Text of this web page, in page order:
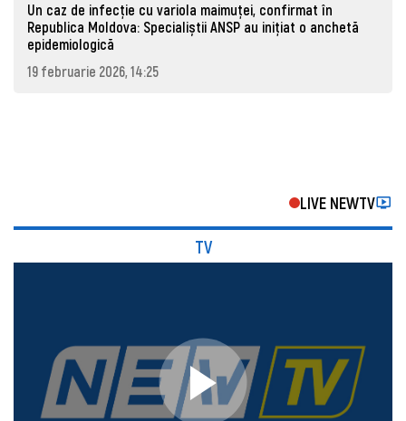
Un caz de infecție cu variola maimuței, confirmat în
Republica Moldova: Specialiștii ANSP au inițiat o anchetă
epidemiologică
19 februarie 2026, 14:25
LIVE NEWTV
TV